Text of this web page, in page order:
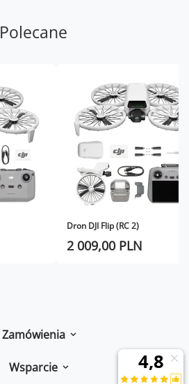
Polecane
Dron DJI Flip (RC 2)
2 009,00 PLN
Zamówienia
Wsparcie